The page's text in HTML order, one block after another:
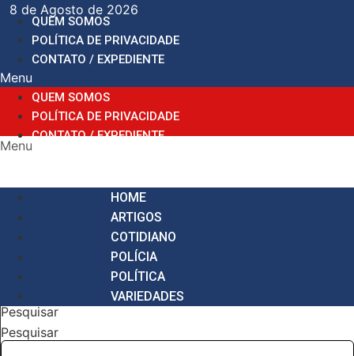
para
conteúdo
8 de Agosto de 2026
QUEM SOMOS
POLÍTICA DE PRIVACIDADE
CONTATO / EXPEDIENTE
Menu
QUEM SOMOS
POLÍTICA DE PRIVACIDADE
CONTATO / EXPEDIENTE
Menu
HOME
ARTIGOS
COTIDIANO
POLÍCIA
POLÍTICA
VARIEDADES
Pesquisar
Pesquisar